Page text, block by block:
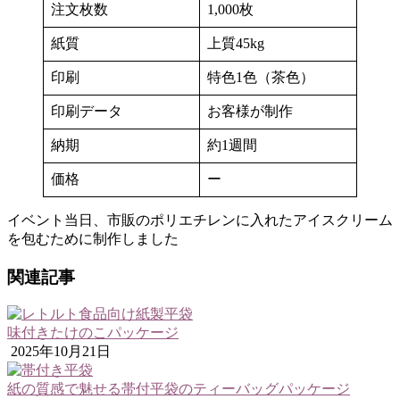
注文枚数 1,000枚
紙質 上質45kg
印刷 特色1色（茶色）
印刷データ お客様が制作
納期 約1週間
価格 ー
イベント当日、市販のポリエチレンに入れたアイスクリーム
を包むために制作しました
関連記事
味付きたけのこパッケージ
2025年10月21日
紙の質感で魅せる帯付平袋のティーバッグパッケージ